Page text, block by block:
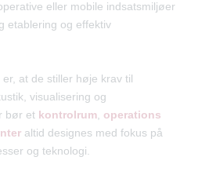
eller mobile indsatsmiljøer
etablering og effektiv
at de stiller høje krav til
visualisering og
bør et kontrolrum, operations
altid designes med fokus på
og teknologi.